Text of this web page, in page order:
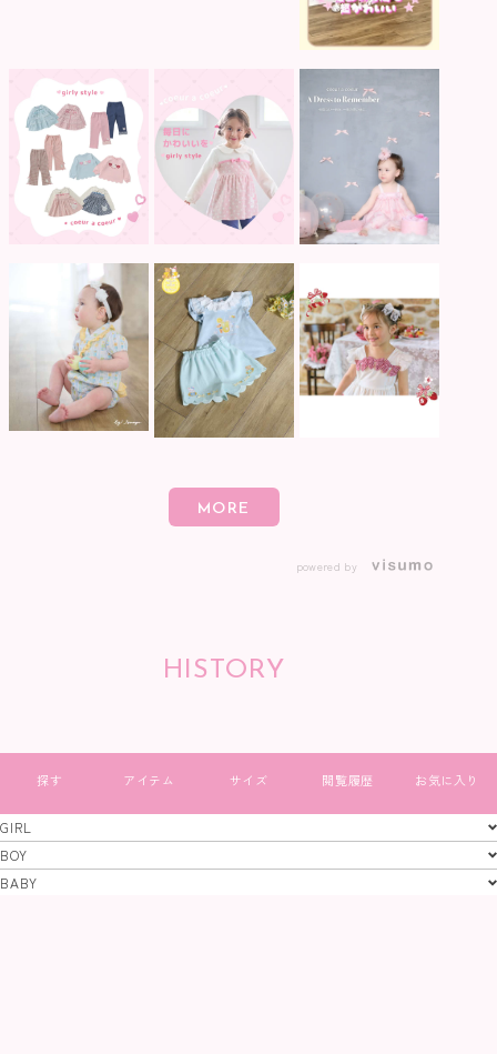
powered by
HISTORY
すべて見る
GIRL
BOY
GIRL
BOY
BABY